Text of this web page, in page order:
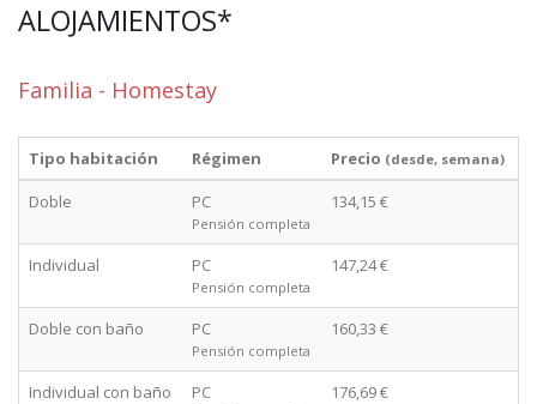
ALOJAMIENTOS*
Familia - Homestay
Tipo habitación Régimen Precio (desde, semana)
Doble PC
Pensión completa
134,15 €
Individual PC
Pensión completa
147,24 €
Doble con baño PC
Pensión completa
160,33 €
Individual con baño PC 176,69 €